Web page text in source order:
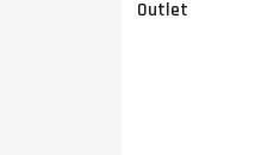
Outlet